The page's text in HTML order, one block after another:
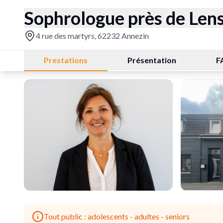
Sophrologue près de
4 rue des martyrs, 62232 Annezin
Prestations Présentation
Tout public : adolescents - adultes - seniors